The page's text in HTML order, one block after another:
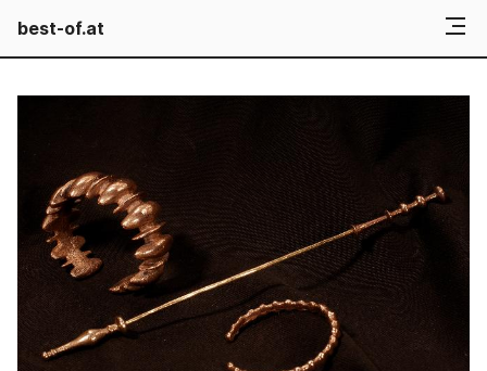
best-of.at